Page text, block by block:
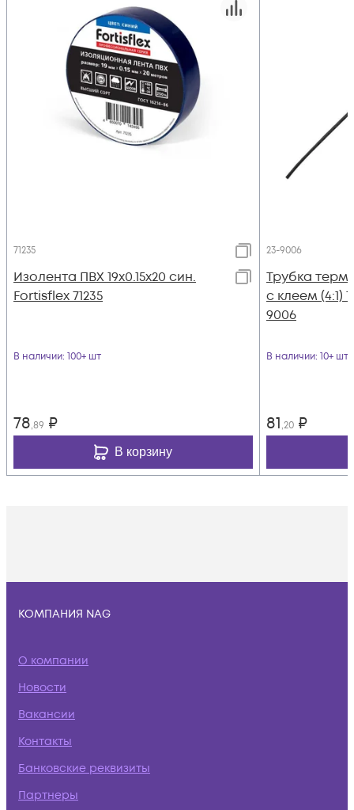
71235
Изолента ПВХ 19х0.15x20 син.
Fortisflex 71235
В наличии: 100+ шт
78,89 ₽
В корзину
23-9006
Трубка
с клеем (4:1)
9006
В наличии: 10+ шт
81,20 ₽
КОМПАНИЯ NAG
О компании
Новости
Вакансии
Контакты
Банковские реквизиты
Партнеры